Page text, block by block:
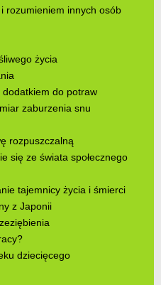
rozumieniem innych osób
życia
do potraw
zaburzenia snu
rozpuszczalną
się ze świata społecznego
tajemnicy życia i śmierci
z Japonii
dziecięcego